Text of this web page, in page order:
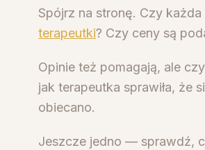
Spójrz na stronę. Czy
terapeutki? Czy ceny są
Opinie też pomagają, ale
jak terapeutka sprawiła, że
obiecano.
Jeszcze jedno — sprawdź,